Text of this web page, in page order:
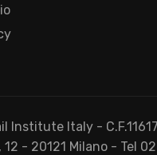
Institute Italy -
- 20121 Milano - Tel